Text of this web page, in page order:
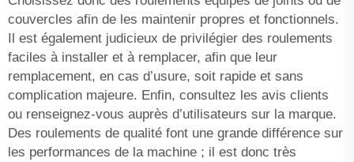
couvercles afin de les maintenir propres et fonctionnels.
Il est également judicieux de privilégier des roulements
faciles à installer et à remplacer, afin que leur
remplacement, en cas d’usure, soit rapide et sans
complication majeure. Enfin, consultez les avis clients
ou renseignez-vous auprès d’utilisateurs sur la marque.
Des roulements de qualité font une grande différence sur
les performances de la machine ; il est donc très